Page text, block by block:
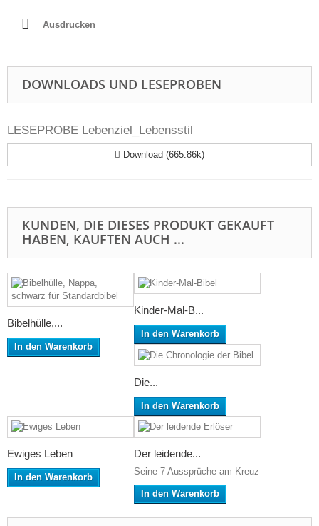
Ausdrucken
DOWNLOADS UND LESEPROBEN
LESEPROBE Lebenziel_Lebensstil
Download (665.86k)
KUNDEN, DIE DIESES PRODUKT GEKAUFT
HABEN, KAUFTEN AUCH ...
Bibelhülle,...
In den Warenkorb
Kinder-Mal-B...
In den Warenkorb
Die...
In den Warenkorb
Ewiges Leben
In den Warenkorb
Der leidende...
Seine 7 Aussprüche am Kreuz
In den Warenkorb